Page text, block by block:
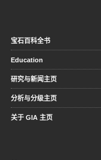
宝石百科全书
Education
研究与新闻主页
分析与分级主页
关于 GIA 主页